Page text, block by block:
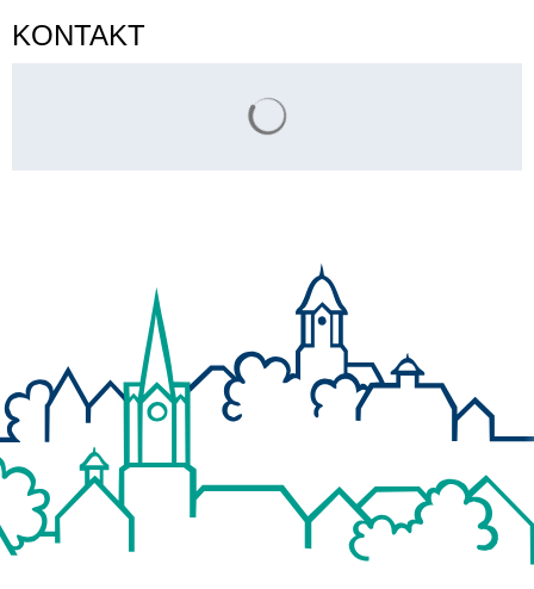
KONTAKT